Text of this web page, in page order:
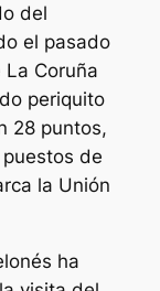
del
el pasado
Coruña
periquito
28 puntos,
de
la Unión
ha